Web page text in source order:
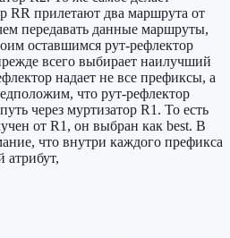
RR прилетают два маршрута от
передавать данные маршруты,
оставшимся рут-рефлектор
всего выбирает наилучший
надает не все префиксы, а
что рут-рефлектор
через муртизатор R1. То есть
от R1, он выбран как best. В
что внутри каждого префикса
атрибут,